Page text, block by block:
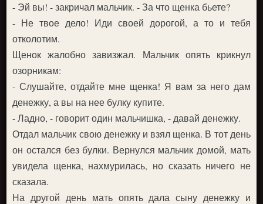
- Эй вы! - закричал мальчик. - За что щенка бьете?
- Не твое дело! Иди своей дорогой, а то и тебя
отколотим.
Щенок жалобно завизжал. Мальчик опять крикнул
озорникам:
- Слушайте, отдайте мне щенка! Я вам за него дам
денежку, а вы на нее булку купите.
- Ладно, - говорит один мальчишка, - давай денежку.
Отдал мальчик свою денежку и взял щенка. В тот день
он остался без булки. Вернулся мальчик домой, мать
увидела щенка, нахмурилась, но сказать ничего не
сказала.
На другой день мать опять дала сыну денежку и